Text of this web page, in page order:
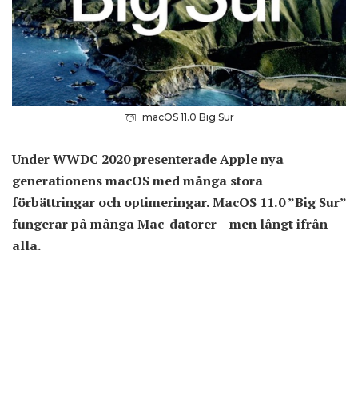
macOS 11.0 Big Sur
Under WWDC 2020 presenterade Apple nya
generationens macOS med många stora
förbättringar och optimeringar. MacOS 11.0 ”Big Sur”
fungerar på många Mac-datorer – men långt ifrån
alla.